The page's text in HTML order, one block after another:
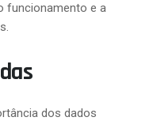
funcionamento e a
dos dados